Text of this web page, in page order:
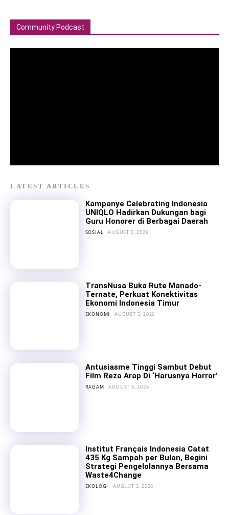
Community Podcast
LATEST ARTICLES
Kampanye Celebrating Indonesia
UNIQLO Hadirkan Dukungan bagi
Guru Honorer di Berbagai Daerah
SOSIAL AUGUST 5, 2026
TransNusa Buka Rute Manado-
Ternate, Perkuat Konektivitas
Ekonomi Indonesia Timur
EKONOMI AUGUST 5, 2026
Antusiasme Tinggi Sambut Debut
Film Reza Arap Di ‘Harusnya Horror’
RAGAM AUGUST 5, 2026
Institut Français Indonesia Catat
435 Kg Sampah per Bulan, Begini
Strategi Pengelolannya Bersama
Waste4Change
EKOLOGI AUGUST 3, 2026